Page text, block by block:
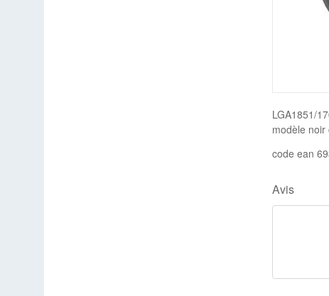
LGA1851/
modèle
code ean
Avis